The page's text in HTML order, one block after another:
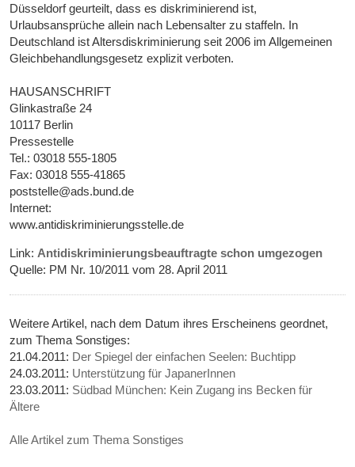
Düsseldorf geurteilt, dass es diskriminierend ist,
Urlaubsansprüche allein nach Lebensalter zu staffeln. In
Deutschland ist Altersdiskriminierung seit 2006 im Allgemeinen
Gleichbehandlungsgesetz explizit verboten.
HAUSANSCHRIFT
Glinkastraße 24
10117 Berlin
Pressestelle
Tel.: 03018 555-1805
Fax: 03018 555-41865
poststelle@ads.bund.de
Internet:
www.antidiskriminierungsstelle.de
Link: Antidiskriminierungsbeauftragte schon umgezogen
Quelle: PM Nr. 10/2011 vom 28. April 2011
Weitere Artikel, nach dem Datum ihres Erscheinens geordnet,
zum Thema Sonstiges:
21.04.2011: Der Spiegel der einfachen Seelen: Buchtipp
24.03.2011: Unterstützung für JapanerInnen
23.03.2011: Südbad München: Kein Zugang ins Becken für
Ältere
Alle Artikel zum Thema Sonstiges